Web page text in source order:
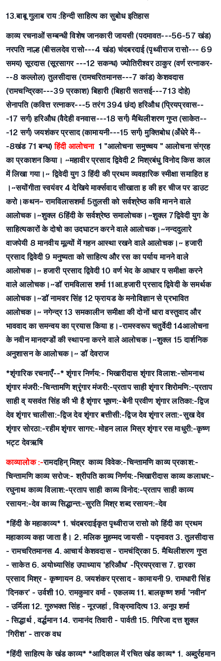
13.बाबू गुलाब राय :हिन्दी साहित्य का सुबोध इतिहास
काव्य रचनाओं सम्बन्धी विशेष जानकारीजायसी (पदमावत---56-57 खंड)
नरपति नाल्ह (बीसलदेव रासो---4 खंड) चंदबरदाई (पृथ्वीराज रासो--- 69
समय) सूरदास (सूरसागर ---12 सकन्ध) ज्योतिरीश्वर ठाकुर (वर्ण रत्नाकर-
--8 कल्लोल) तुलसीदास (रामचरितमानस---7 कांड) केशवदास
(रामचन्द्रिका---39 प्रकाश) बिहारी (बिहारी सतसई---713 दोहे)
सेनापति (कवित्त रत्नाकर---5 तरंग 394 छंद) हरिऔध (प्रियप्रवास--
-17 सर्ग) हरिऔध (वैदेही वनवास---18 सर्ग) मैथिलीशरण गुप्त (साकेत--
-12 सर्ग) जयशंकर प्रसाद (कामायनी---15 सर्ग) मुक्तिबोध (अँधेरे में--
-8खंड 71 बन्ध) हिंदी आलोचना 1 "आलोचना समुच्चय " आलोचना संग्रह
का प्रकाशन किया। ~महावीर प्रसाद द्विवेदी2 मिश्रबंधु विनोद किस काल
में लिखा गया। ~ द्विवेदी युग3 हिंदी की प्रथम व्यवहारिक स्मीक्षा समाहित ह
। ~सयोंगीता स्वयंवर4 देखिये मार्क्सवाद सीखाता ह की हर चीज पर डाउट
करो।कथन~ रामविलासशर्मा5तुलसी को सर्वश्रेष्ठ कवि मानने वाले
आलोचक। ~शुक्ल6हिंदी के सर्वश्रेष्ठ समालोचक। ~शुक्ल7द्विवेदी युग के
साहित्यकारों के दोषो का उदघाटन करने वाले आलोचक। ~नन्ददुलारे
वाजपेयी8 मानवीय मूल्यों में गहन आस्था रखने वाले आलोचक। ~ हजारी
प्रसाद द्विवेदी9 मनुष्यता को साहित्य और रस का पर्याय मानने वाले
आलोचक। ~ हजारी प्रसाद द्विवेदी10 वर्ण भेद के आधार प समीक्षा करने
वाले आलोचक। ~डॉ रामविलास शर्मा11आ.हजारी प्रसाद द्विवेदी के समर्थक
आलोचक। ~डॉ नामवर सिंह12 फ्रायड के मनोविज्ञान से प्रभावित
आलोचक। ~ नगेन्द्र13 समकालीन समीक्षा की दोनों धारा वस्तुवाद और
भाववाद का समन्वय का प्रयास किया ह। -रामस्वरूप चतुर्वेदी14आलोचना
के नवीन मानदण्डों की स्थापना करने वाले आलोचक। ~शुक्ल15 दार्शनिक
अनुशासन के आलोचक। ~ डॉ देवराज
*शृंगारिक रचनाएँ--* शृंगार निर्णय:-भिखारीदासशृंगार विलाश:-सोमनाथ
शृंगार मंजरी:-चिन्तामणिश्रृंगार मंजरी:-प्रताप साहीशृंगार शिरोमणि:-प्रताप
साही व् यसवंत सिंह की भी हैशृंगार भूषण:-बेनी प्रवीणशृंगार लतिका:-द्विज
देवशृंगार चालीसा:-द्विज देवशृंगार बत्तीसी:-द्विज देवशृंगार लता:-सुख देव
शृंगार सोरठा:-रहीमशृंगार सागर:-मोहन लाल मिस्रशृंगार रस माधुरी:-कृष्ण
भट्ट देवऋषि
काव्यालोक :-रामदहिन् मिश्र काव्य विवेक:-चिन्तामणिकाव्य प्रकाश:-
चिन्तामणिकाव्य सरोज:-श्रीपतिकाव्य निर्णय:-भिखारीदासकाव्य कलाधर:-
रघुनाथकाव्य विलाश:-प्रताप साहीकाव्य विनोद:-प्रताप साहीकाव्य
रसायन:-देवकाव्य सिद्धान्त:-सुरति मिश्रशब्द रसायन:-देव
*हिंदी के महाकाव्य* 1. चंदबरदाईकृत पृथ्वीराज रासो को हिंदी का प्रथम
महाकाव्य कहा जाता है। 2. मलिक मुहम्मद जायसी - पद्मावत3. तुलसीदास
-रामचरितमानस4. आचार्य केशवदास -रामचंद्रिका5. मैथिलीशरण गुप्त
-साकेत6. अयोध्यासिंह उपाध्याय 'हरिऔध' -प्रियप्रवास7. द्वारका
प्रसाद मिश्र - कृष्णायन8. जयशंकर प्रसाद -कामायनी9. रामधारी सिंह
'दिनकर' -उर्वशी10. रामकुमार वर्मा - एकलव्य11. बालकृष्ण शर्मा 'नवीन'
-उर्मिला12. गुरुभक्त सिंह - नूरजहां , विक्रमादित्य13. अनूप शर्मा
-सिद्धार्थ , वर्द्धमान14. रामानंद तिवारी -पार्वती15. गिरिजा दत्त शुक्ल
'गिरीश' - तारक वध
*हिंदी साहित्य के खंड काव्य* *आदिकाल में रचित खंड काव्य* 1. अब्दुर्रहमान